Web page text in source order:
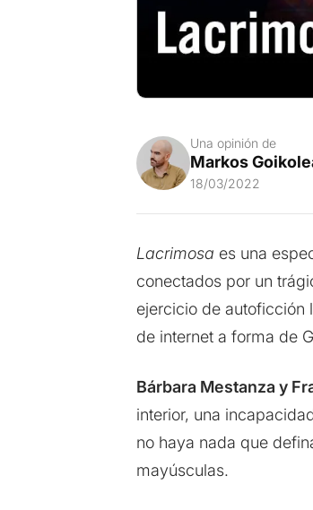
Una opinión de
Markos
18/03/2022
Lacrimosa es una
conectados por un
ejercicio de autoficción
de internet a forma de
Bárbara Mestanza y
interior, una
no haya nada que
mayúsculas.